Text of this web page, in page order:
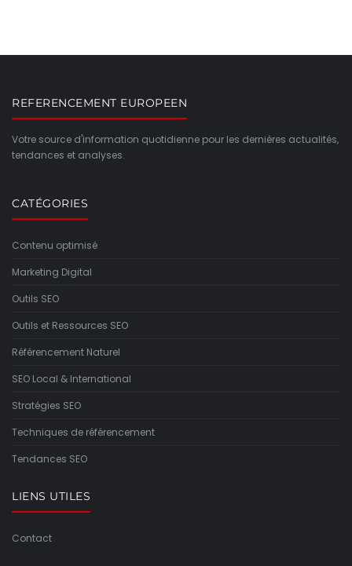
REFERENCEMENT EUROPEEN
Votre source d'information quotidienne pour les dernières actualités,
tendances et analyses.
CATÉGORIES
Contenu optimisé
Marketing Digital
Outils SEO
Outils et Ressources SEO
Référencement Naturel
SEO Local & International
Stratégies SEO
Techniques de référencement
Tendances SEO
LIENS UTILES
Contact